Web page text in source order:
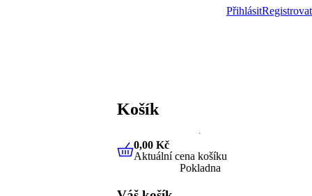
PřihlásitRegistrovat
Košík
0,00 KčAktuální cena košíku
0,00 Kč
Aktuální cena košíku
Pokladna